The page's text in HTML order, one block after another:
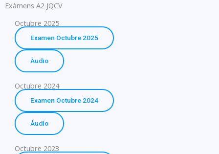
Exàmens A2 JQCV
Octubre 2025
Examen Octubre 2025
Àudio
Octubre 2024
Examen Octubre 2024
Àudio
Octubre 2023